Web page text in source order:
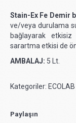
Stain-Ex Fe Demir
ve/veya durulama
bağlayarak etkisiz
sarartma etkisi de
AMBALAJ: 5 Lt.
Kategoriler:
Paylaşın